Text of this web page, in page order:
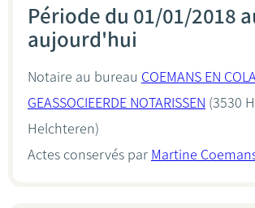
Période du 01/01/2018
aujourd'hui
Notaire au bureau COEMANS EN
GEASSOCIEERDE NOTARISSEN (3530
Helchteren)
Actes conservés par Martine